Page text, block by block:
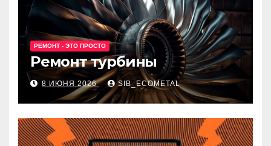
РЕМОНТ - ЭТО ПРОСТО
Ремонт турбины
8 ИЮНЯ 2026 SIB_ECOMETAL